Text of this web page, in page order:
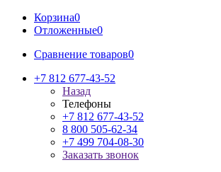
Корзина0
Отложенные0
Сравнение товаров0
+7 812 677-43-52
Назад
Телефоны
+7 812 677-43-52
8 800 505-62-34
+7 499 704-08-30
Заказать звонок